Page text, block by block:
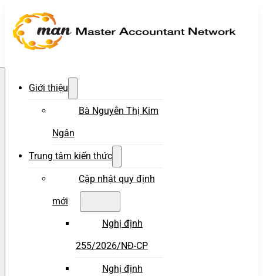
Giới thiệu
Bà Nguyễn Thị Kim
Ngân
Trung tâm kiến thức
Cập nhật quy định
mới
Nghị định
255/2026/NĐ-CP
Nghị định